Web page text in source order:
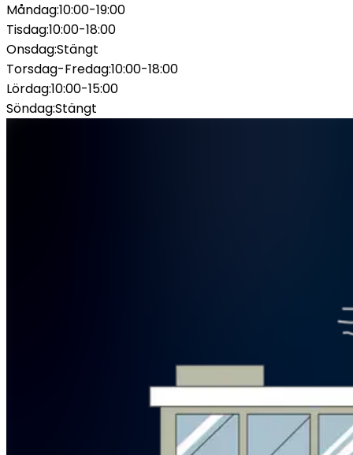
Måndag:10:00-19:00
Tisdag:10:00-18:00
Onsdag:Stängt
Torsdag-Fredag:10:00-18:00
Lördag:10:00-15:00
Söndag:Stängt